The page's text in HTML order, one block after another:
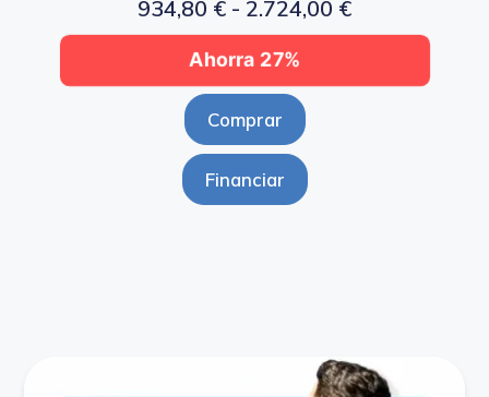
934,80 € - 2.724,00 €
Ahorra 27%
Comprar
Financiar